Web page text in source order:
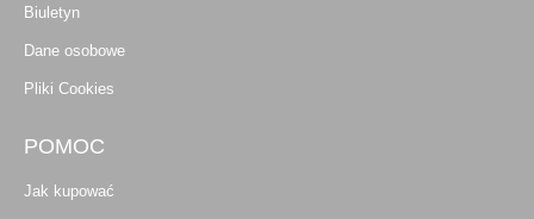
Biuletyn
Dane osobowe
Pliki Cookies
POMOC
Jak kupować